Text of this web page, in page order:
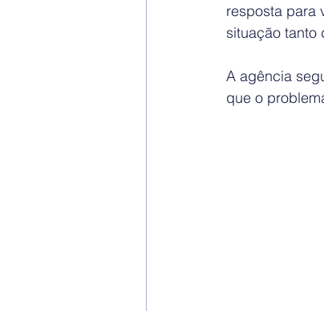
resposta para
situação tanto
A agência
que o